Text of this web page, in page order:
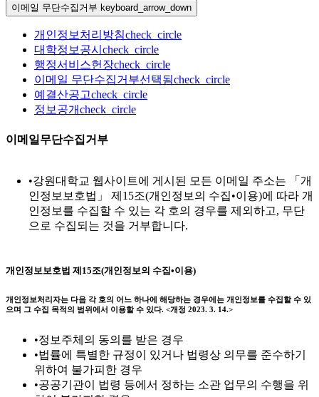
이메일 무단수집거부 keyboard_arrow_down
개인정보처리방침check_circle
대학정보공시 check_circle
행정서비스헌장check_circle
이메일 무단수집거부선택됨check_circle
예결산공고check_circle
정보공개check_circle
이메일무단수집거부
•강원대학교 웹사이트에 게시된 모든 이메일 주소는 「개
인정보보호법」 제15조(개인정보의 수집•이용)에 따라 개
인정보를 수집할 수 있는 각 호의 경우를 제외하고, 무단
으로 수집되는 것을 거부합니다.
개인정보보호법 제15조(개인정보의 수집•이용)
개인정보처리자는 다음 각 호의 어느 하나에 해당하는 경우에는 개인정보를 수집할 수 있
으며 그 수집 목적의 범위에서 이용할 수 있다. <개정 2023. 3. 14.>
•정보주체의 동의를 받은 경우
•법률에 특별한 규정이 있거나 법령상 의무를 준수하기
위하여 불가피한 경우
•공공기관이 법령 등에서 정하는 소관 업무의 수행을 위